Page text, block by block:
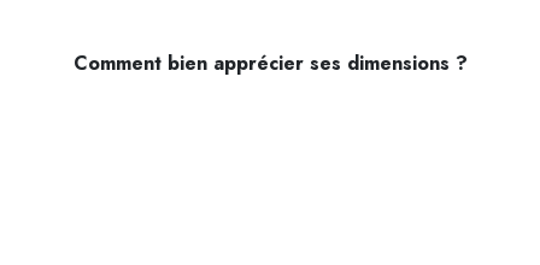
Comment bien apprécier ses dimensions ?